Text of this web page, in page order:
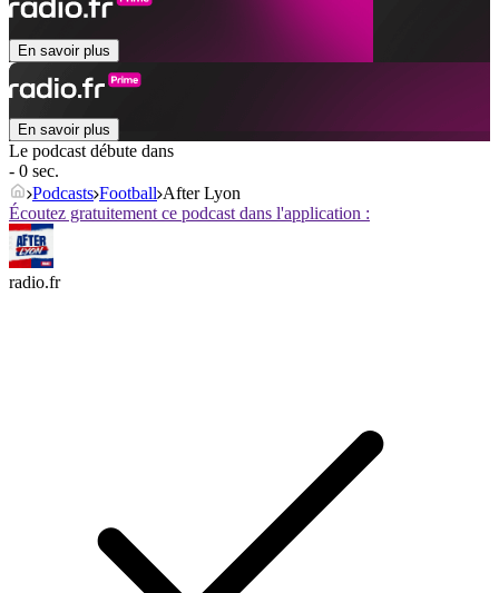
En savoir plus
En savoir plus
Le podcast débute dans
- 0 sec.
Podcasts Football After Lyon
Écoutez gratuitement ce podcast dans l'application :
radio.fr